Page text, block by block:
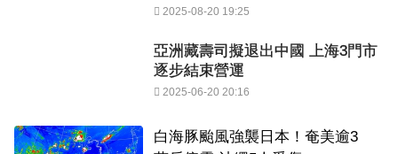
2025-08-20 19:25
亞洲藏壽司擬退出中國 上海3門市
逐步結束營運
2025-06-20 20:16
白海豚颱風強襲日本！奄美逾3